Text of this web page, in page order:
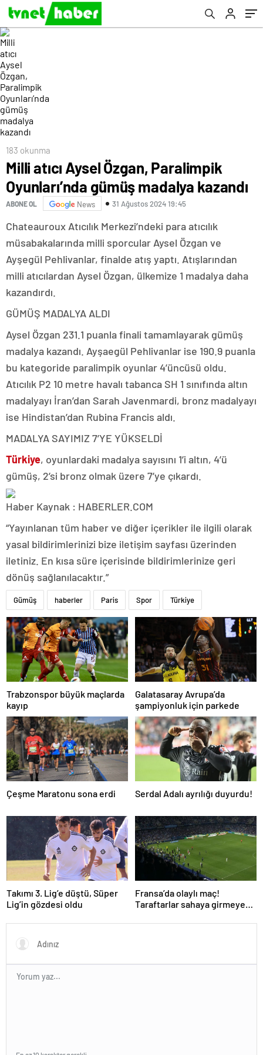
183 okunma
Milli atıcı Aysel Özgan, Paralimpik
Oyunları’nda gümüş madalya kazandı
ABONE OL News 31 Ağustos 2024 19:45
Chateauroux Atıcılık Merkezi’ndeki para atıcılık
müsabakalarında milli sporcular Aysel Özgan ve
Ayşegül Pehlivanlar, finalde atış yaptı. Atışlarından
milli atıcılardan Aysel Özgan, ülkemize 1 madalya daha
kazandırdı.
GÜMÜŞ MADALYA ALDI
Aysel Özgan 231.1 puanla finali tamamlayarak gümüş
madalya kazandı. Ayşaegül Pehlivanlar ise 190.9 puanla
bu kategoride paralimpik oyunlar 4’üncüsü oldu.
Atıcılık P2 10 metre havalı tabanca SH 1 sınıfında altın
madalyayı İran’dan Sarah Javenmardi, bronz madalyayı
ise Hindistan’dan Rubina Francis aldı.
MADALYA SAYIMIZ 7’YE YÜKSELDİ
Türkiye, oyunlardaki madalya sayısını 1’i altın, 4’ü
gümüş, 2’si bronz olmak üzere 7’ye çıkardı.
Haber Kaynak : HABERLER.COM
“Yayınlanan tüm haber ve diğer içerikler ile ilgili olarak
yasal bildirimlerinizi bize iletişim sayfası üzerinden
iletiniz. En kısa süre içerisinde bildirimlerinize geri
dönüş sağlanılacaktır.”
Gümüş haberler Paris Spor Türkiye
Trabzonspor büyük maçlarda
kayıp
Galatasaray Avrupa’da
şampiyonluk için parkede
Çeşme Maratonu sona erdi Serdal Adalı ayrılığı duyurdu!
Takımı 3. Lig’e düştü, Süper
Lig’in gözdesi oldu
Fransa’da olaylı maç!
Taraftarlar sahaya girmeye